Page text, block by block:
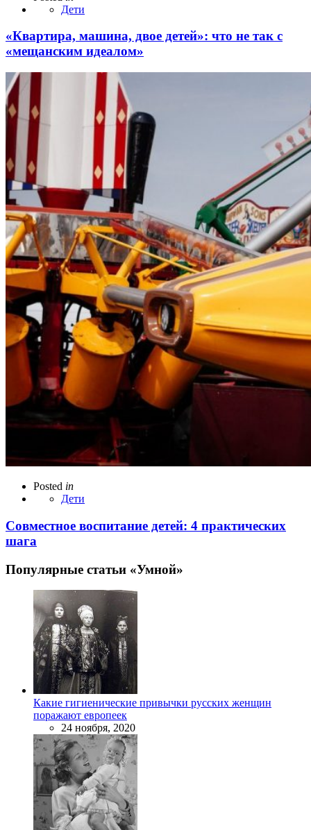
Дети
«Квартира, машина, двое детей»: что не так с
«мещанским идеалом»
Posted in
Дети
Совместное воспитание детей: 4 практических
шага
Популярные статьи «Умной»
Какие гигиенические привычки русских женщин
поражают европеек
24 ноября, 2020